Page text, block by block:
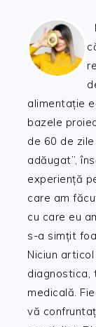
alimentație
bazele
de 60 de
adăugat”,
experiență
care am
cu care eu
s-a simțit
Niciun
diagnostica,
medicală.
vă